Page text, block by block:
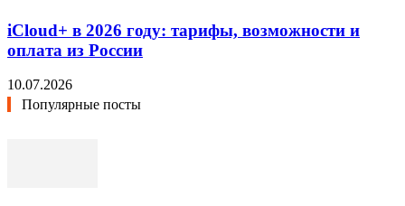
iCloud+ в 2026 году: тарифы, возможности и
оплата из России
10.07.2026
Популярные посты